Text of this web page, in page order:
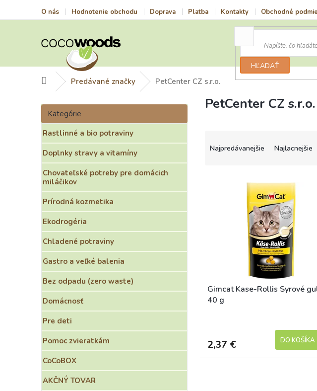
O nás Hodnotenie obchodu Doprava Platba Kontakty Obchodné
HĽADAŤ
DomovPredávané značky PetCenter CZ s.r.o.
B
č
n
ý
p
a
n
e
l
Preskočiť
kategórie
Kategórie
Rastlinné a bio potraviny
Doplnky stravy a vitamíny
Chovateľské potreby pre domácich
miláčikov
Prírodná kozmetika
Ekodrogéria
Chladené potraviny
Gastro a veľké balenia
Bez odpadu (zero waste)
Domácnosť
Pre deti
Pomoc zvieratkám
CoCoBOX
AKČNÝ TOVAR
PetCenter CZ s.r.o.
o
v
Najpredávanejšie Najlacnejšie
k
t
Gimcat Kase-Rollis Syrové
40 g
2,37 € DO KOŠÍKA